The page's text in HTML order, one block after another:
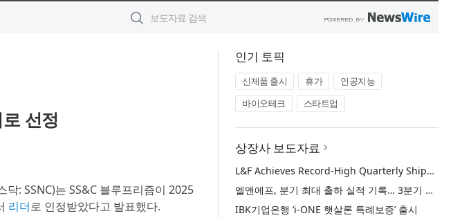
선정
닥: SSNC)는 SS&C 블루프리즘이 2025
리더로 인정받았다고 발표했다.
인기 토픽
신제품 출시 휴가
인공지능
바이오테크
스타트업
상장사 보도자료
L&F Achieves Record-High Quarterly Shipments, Begins LFP Supply for North American ESS in Q3 Advancing its Two-Track NCM and LFP Growth Strategy
엘앤에프, 분기 최대 출하 실적 기록… 3분기 북미 ESS향 LFP 공급 착수 NCM+LFP ‘2-Track’ 성장 전략 실현
IBK기업은행 ‘i-ONE 햇살론 특례보증’ 출시